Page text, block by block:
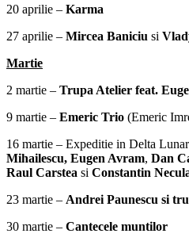
20 aprilie – Karma
27 aprilie – Mircea Baniciu si
Martie
2 martie – Trupa Atelier feat.
9 martie – Emeric Trio (Emeric
16 martie – Expeditie in Delta
Mihailescu, Eugen Avram, Dan
Raul Carstea si Constantin
23 martie – Andrei Paunescu si
30 martie – Cantecele muntilor